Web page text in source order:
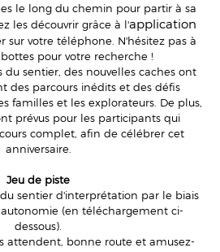
le long du chemin pour partir à sa
les découvrir grâce à l'application
sur votre téléphone. N'hésitez pas à
pour votre recherche !
du sentier, des nouvelles caches ont
des parcours inédits et des défis
familles et les explorateurs. De plus,
prévus pour les participants qui
complet, afin de célébrer cet
anniversaire.
Jeu de piste
sentier d'interprétation par le biais
(en téléchargement ci-
dessous).
attendent, bonne route et amusez-